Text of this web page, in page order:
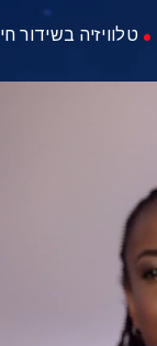
טלוויזיה בשידור חי